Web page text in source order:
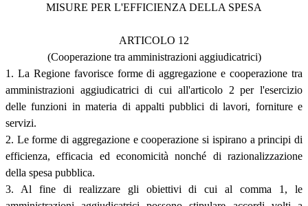
MISURE PER L'EFFICIENZA DELLA SPESA
ARTICOLO 12
(Cooperazione tra amministrazioni aggiudicatrici)
1. La Regione favorisce forme di aggregazione e cooperazione tra
amministrazioni aggiudicatrici di cui all'articolo 2 per l'esercizio
delle funzioni in materia di appalti pubblici di lavori, forniture e
servizi.
2. Le forme di aggregazione e cooperazione si ispirano a principi di
efficienza, efficacia ed economicità nonché di razionalizzazione
della spesa pubblica.
3. Al fine di realizzare gli obiettivi di cui al comma 1, le